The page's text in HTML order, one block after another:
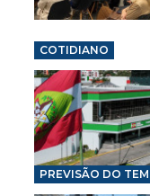
COTIDIANO
PREVISÃO DO